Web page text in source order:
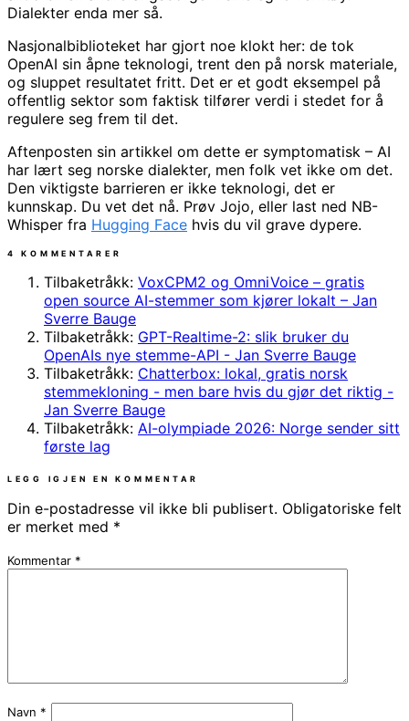
Dialekter enda mer så.
Nasjonalbiblioteket har gjort noe klokt her: de tok
OpenAI sin åpne teknologi, trent den på norsk materiale,
og sluppet resultatet fritt. Det er et godt eksempel på
offentlig sektor som faktisk tilfører verdi i stedet for å
regulere seg frem til det.
Aftenposten sin artikkel om dette er symptomatisk – AI
har lært seg norske dialekter, men folk vet ikke om det.
Den viktigste barrieren er ikke teknologi, det er
kunnskap. Du vet det nå. Prøv Jojo, eller last ned NB-
Whisper fra Hugging Face hvis du vil grave dypere.
4 KOMMENTARER
Tilbaketråkk: VoxCPM2 og OmniVoice – gratis
open source AI-stemmer som kjører lokalt – Jan
Sverre Bauge
Tilbaketråkk: GPT-Realtime-2: slik bruker du
OpenAIs nye stemme-API - Jan Sverre Bauge
Tilbaketråkk: Chatterbox: lokal, gratis norsk
stemmekloning - men bare hvis du gjør det riktig -
Jan Sverre Bauge
Tilbaketråkk: AI-olympiade 2026: Norge sender sitt
første lag
LEGG IGJEN EN KOMMENTAR
Din e-postadresse vil ikke bli publisert. Obligatoriske felt
er merket med *
Kommentar *
Navn *